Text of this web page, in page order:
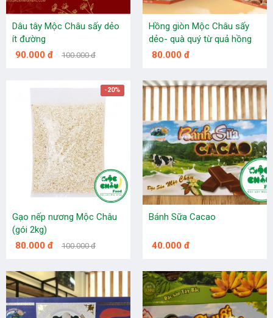
Dâu tây Mộc Châu sấy dẻo
ít đường
90.000 đ
100.000 đ
Hồng giòn Mộc Châu sấy
dẻo- quà quý từ quả hồng
vuông Mộc Châu
80.000 đ
-20%
Gạo nếp nương Mộc Châu
(gói 2kg)
80.000 đ
100.000 đ
Bánh Sữa Cacao
40.000 đ